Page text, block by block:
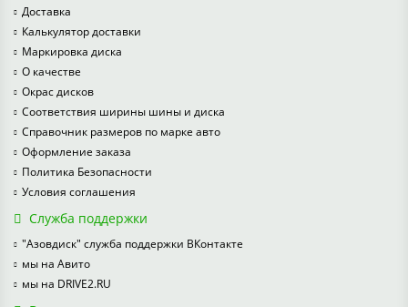
Доставка
Калькулятор доставки
Маркировка диска
О качестве
Окрас дисков
Соответствия ширины шины и диска
Справочник размеров по марке авто
Оформление заказа
Политика Безопасности
Условия соглашения
Служба поддержки
"Азовдиск" служба поддержки ВКонтакте
мы на Авито
мы на DRIVE2.RU